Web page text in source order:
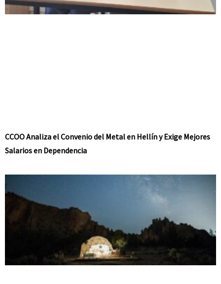
CCOO Analiza el Convenio del Metal en Hellín y Exige Mejores
Salarios en Dependencia